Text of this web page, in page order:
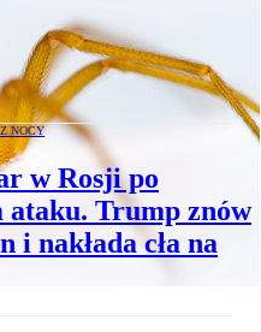
się do
Portugalii, ale lubi
NOCY
w Rosji po
Trump znów
i nakłada cła na